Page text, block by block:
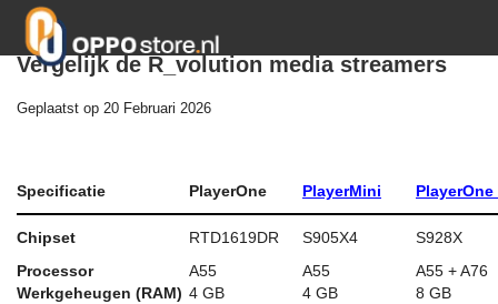
Vergelijk de R_volution media streamers
Geplaatst op 20 Februari 2026
Specificatie PlayerOne PlayerMini PlayerOne
Chipset RTD1619DR S905X4
S928X
Processor
A55 A55
A55 + A76
Werkgeheugen (RAM) 4 GB 4 GB
8 GB